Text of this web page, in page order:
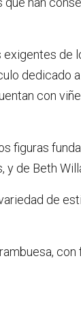
exigentes
dedicado
con
figuras
de Beth
de